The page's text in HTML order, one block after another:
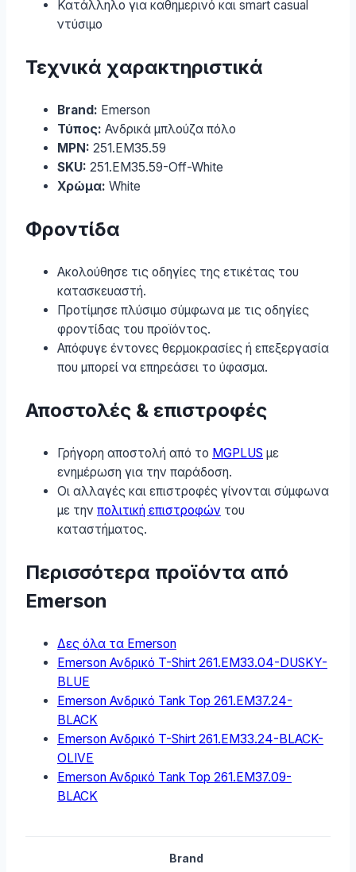
Κατάλληλο για καθημερινό και smart casual
ντύσιμο
Τεχνικά χαρακτηριστικά
Brand: Emerson
Τύπος: Ανδρικά μπλούζα πόλο
MPN: 251.EM35.59
SKU: 251.EM35.59-Off-White
Χρώμα: White
Φροντίδα
Ακολούθησε τις οδηγίες της ετικέτας του
κατασκευαστή.
Προτίμησε πλύσιμο σύμφωνα με τις οδηγίες
φροντίδας του προϊόντος.
Απόφυγε έντονες θερμοκρασίες ή επεξεργασία
που μπορεί να επηρεάσει το ύφασμα.
Αποστολές & επιστροφές
Γρήγορη αποστολή από το MGPLUS με
ενημέρωση για την παράδοση.
Οι αλλαγές και επιστροφές γίνονται σύμφωνα
με την πολιτική επιστροφών του
καταστήματος.
Περισσότερα προϊόντα από
Emerson
Δες όλα τα Emerson
Emerson Ανδρικό T-Shirt 261.EM33.04-DUSKY-
BLUE
Emerson Ανδρικό Tank Top 261.EM37.24-
BLACK
Emerson Ανδρικό T-Shirt 261.EM33.24-BLACK-
OLIVE
Emerson Ανδρικό Tank Top 261.EM37.09-
BLACK
Brand